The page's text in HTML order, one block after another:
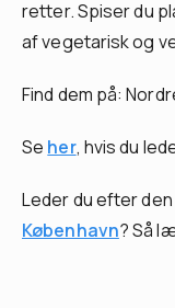
retter. Spiser du
af vegetarisk og
Find dem på:
Se her, hvis du
Leder du efter den
København? Så